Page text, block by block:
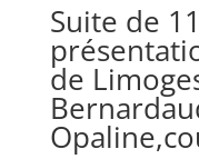
Suite de
de